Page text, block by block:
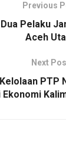
Previous
Pelaku
Aceh
Next
PTP
Ekonomi